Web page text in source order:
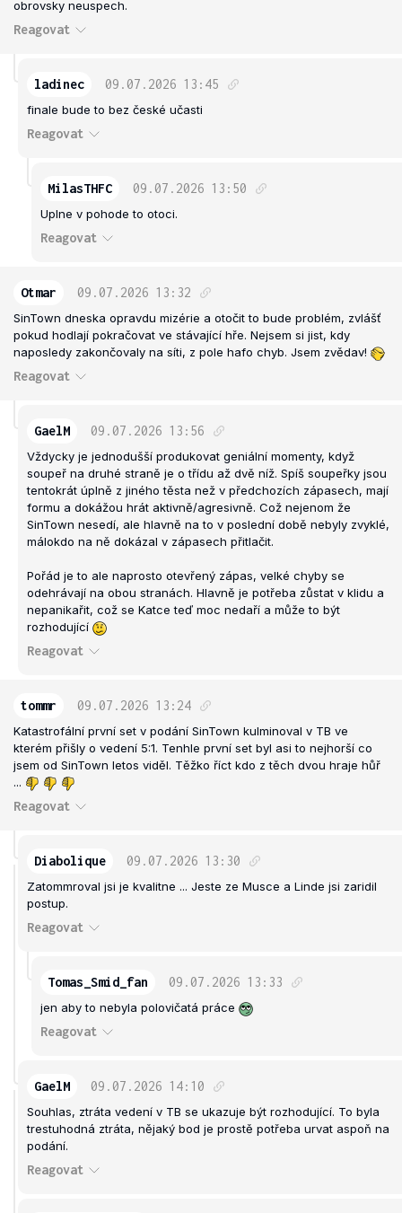
obrovsky neuspech.
Reagovat
ladinec 09.07.2026 13:45
finale bude to bez české učasti
Reagovat
MilasTHFC 09.07.2026 13:50
Uplne v pohode to otoci.
Reagovat
Otmar 09.07.2026 13:32
SinTown dneska opravdu mizérie a otočit to bude problém, zvlášť
pokud hodlají pokračovat ve stávající hře. Nejsem si jist, kdy
naposledy zakončovaly na síti, z pole hafo chyb. Jsem zvědav!
Reagovat
GaelM 09.07.2026 13:56
Vždycky je jednodušší produkovat geniální momenty, když
soupeř na druhé straně je o třídu až dvě níž. Spíš soupeřky jsou
tentokrát úplně z jiného těsta než v předchozích zápasech, mají
formu a dokážou hrát aktivně/agresivně. Což nejenom že
SinTown nesedí, ale hlavně na to v poslední době nebyly zvyklé,
málokdo na ně dokázal v zápasech přitlačit.
Pořád je to ale naprosto otevřený zápas, velké chyby se
odehrávají na obou stranách. Hlavně je potřeba zůstat v klidu a
nepanikařit, což se Katce teď moc nedaří a může to být
rozhodující
Reagovat
tommr 09.07.2026 13:24
Katastrofální první set v podání SinTown kulminoval v TB ve
kterém přišly o vedení 5:1. Tenhle první set byl asi to nejhorší co
jsem od SinTown letos viděl. Těžko říct kdo z těch dvou hraje hůř
...
Reagovat
Diabolique 09.07.2026 13:30
Zatommroval jsi je kvalitne ... Jeste ze Musce a Linde jsi zaridil
postup.
Reagovat
Tomas_Smid_fan 09.07.2026 13:33
jen aby to nebyla polovičatá práce
Reagovat
GaelM 09.07.2026 14:10
Souhlas, ztráta vedení v TB se ukazuje být rozhodující. To byla
trestuhodná ztráta, nějaký bod je prostě potřeba urvat aspoň na
podání.
Reagovat